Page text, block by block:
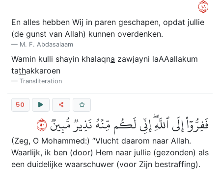
٩٤
En alles hebben Wij in paren geschapen, opdat jullie
(de gunst van Allah) kunnen overdenken.
M. F. Abdasalaam
Wamin kulli shayin khalaqna zawjayni laAAallakum
tathakkaroen
Transliteration
50
فَفِرُّوٓاْ إِلَى ٱللَّهِۖ إِنِّي لَكُم مِّنۡهُ نَذِيرٞ مُّبِينٞ٠٥
(Zeg, O Mohammed:) “Vlucht daarom naar Allah.
Waarlijk, ik ben (door) Hem naar jullie (gezonden) als
een duidelijke waarschuwer (voor Zijn bestraffing).